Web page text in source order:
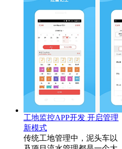
工地监控APP开发 开启管理
新模式
传统工地管理中，泥头车以